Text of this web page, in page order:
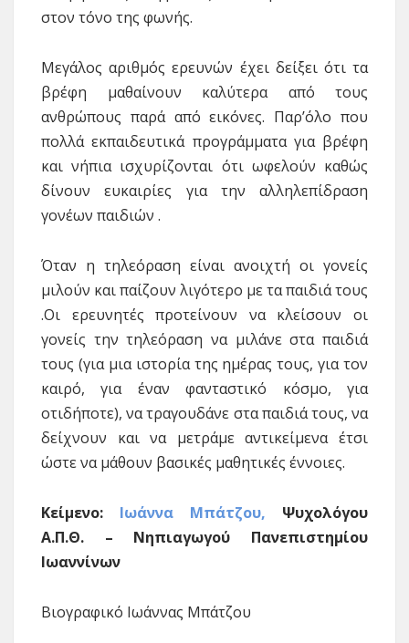
στον τόνο της φωνής.
Μεγάλος αριθμός ερευνών έχει δείξει ότι τα
βρέφη μαθαίνουν καλύτερα από τους
ανθρώπους παρά από εικόνες. Παρ’όλο που
πολλά εκπαιδευτικά προγράμματα για βρέφη
και νήπια ισχυρίζονται ότι ωφελούν καθώς
δίνουν ευκαιρίες για την αλληλεπίδραση
γονέων παιδιών .
Όταν η τηλεόραση είναι ανοιχτή οι γονείς
μιλούν και παίζουν λιγότερο με τα παιδιά τους
.Οι ερευνητές προτείνουν να κλείσουν οι
γονείς την τηλεόραση να μιλάνε στα παιδιά
τους (για μια ιστορία της ημέρας τους, για τον
καιρό, για έναν φανταστικό κόσμο, για
οτιδήποτε), να τραγουδάνε στα παιδιά τους, να
δείχνουν και να μετράμε αντικείμενα έτσι
ώστε να μάθουν βασικές μαθητικές έννοιες.
Κείμενο: Ιωάννα Μπάτζου, Ψυχολόγου
Α.Π.Θ. – Νηπιαγωγού Πανεπιστημίου
Ιωαννίνων
Βιογραφικό Ιωάννας Μπάτζου